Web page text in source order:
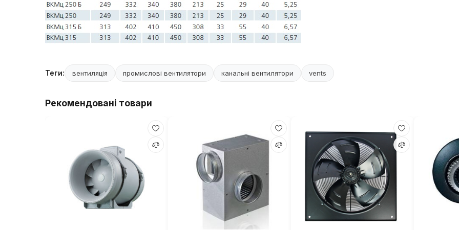
Теги: вентиляція промислові вентилятори канальні вентилятори vents
Рекомендовані товари